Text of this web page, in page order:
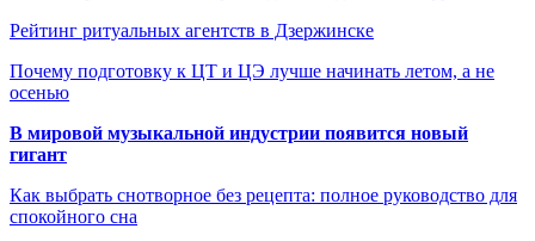
Рейтинг ритуальных агентств в Дзержинске
Почему подготовку к ЦТ и ЦЭ лучше начинать летом, а не
осенью
В мировой музыкальной индустрии появится новый
гигант
Как выбрать снотворное без рецепта: полное руководство для
спокойного сна